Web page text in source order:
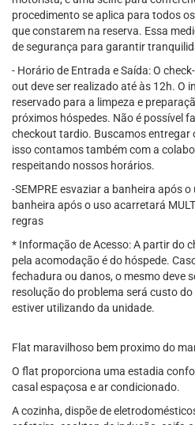
procedimento se aplica para todos
que constarem na reserva. Essa
de segurança para garantir
- Horário de Entrada e Saída: O
out deve ser realizado até às 12h. O
reservado para a limpeza e
próximos hóspedes. Não é possível
checkout tardio. Buscamos entregar
isso contamos também com a
respeitando nossos horários.
-SEMPRE esvaziar a banheira após
banheira após o uso acarretará
regras
* Informação de Acesso: A partir do
pela acomodação é do hóspede.
fechadura ou danos, o mesmo deve
resolução do problema será custo
estiver utilizando da unidade.
Flat maravilhoso bem proximo do
O flat proporciona uma estadia
casal espaçosa e ar condicionado.
A cozinha, dispõe de